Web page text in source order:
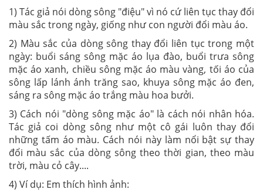
1) Tác giả nói dòng sông "điệu" vì nó cứ liên tục thay đổi
màu sắc trong ngày, giống như con người đổi màu áo.
2) Màu sắc của dòng sông thay đổi liên tục trong một
ngày: buổi sáng sông mặc áo lụa đào, buổi trưa sông
mặc áo xanh, chiều sông mặc áo màu vàng, tối áo của
sông lấp lánh ánh trăng sao, khuya sông mặc áo đen,
sáng ra sông mặc áo trắng màu hoa bưởi.
3) Cách nói "dòng sông mặc áo" là cách nói nhân hóa.
Tác giả coi dòng sông như một cô gái luôn thay đổi
những tấm áo màu. Cách nói này làm nổi bật sự thay
đổi màu sắc của dòng sông theo thời gian, theo màu
trời, màu cỏ cây....
4) Ví dụ: Em thích hình ảnh: